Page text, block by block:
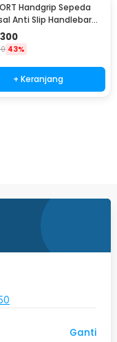
Handgrip Sepeda
Anti Slip Handlebar
43%
+ Keranjang
Ganti